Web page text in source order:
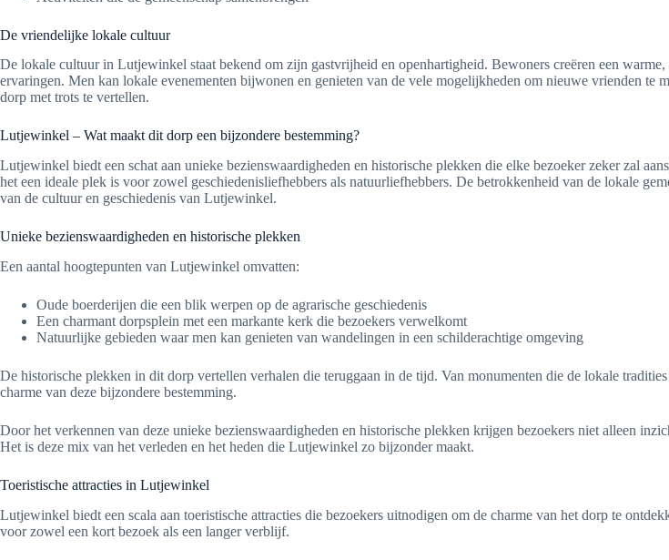
De vriendelijke lokale cultuur
De lokale cultuur in Lutjewinkel staat bekend om zijn gastvrijheid en openhartigheid. Bewoners creëren een
ervaringen. Men kan lokale evenementen bijwonen en genieten van de vele mogelijkheden om nieuwe vrienden
dorp met trots te vertellen.
Lutjewinkel – Wat maakt dit dorp een bijzondere bestemming?
Lutjewinkel biedt een schat aan unieke bezienswaardigheden en historische plekken die elke bezoeker zeker zal
het een ideale plek is voor zowel geschiedenisliefhebbers als natuurliefhebbers. De betrokkenheid van de lokale
van de cultuur en geschiedenis van Lutjewinkel.
Unieke bezienswaardigheden en historische plekken
Een aantal hoogtepunten van Lutjewinkel omvatten:
Oude boerderijen die een blik werpen op de agrarische geschiedenis
Een charmant dorpsplein met een markante kerk die bezoekers verwelkomt
Natuurlijke gebieden waar men kan genieten van wandelingen in een schilderachtige omgeving
De historische plekken in dit dorp vertellen verhalen die teruggaan in de tijd. Van monumenten die de lokale
charme van deze bijzondere bestemming.
Door het verkennen van deze unieke bezienswaardigheden en historische plekken krijgen bezoekers niet alleen
Het is deze mix van het verleden en het heden die Lutjewinkel zo bijzonder maakt.
Toeristische attracties in Lutjewinkel
Lutjewinkel biedt een scala aan toeristische attracties die bezoekers uitnodigen om de charme van het dorp te
voor zowel een kort bezoek als een langer verblijf.